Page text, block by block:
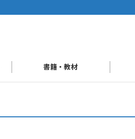
書籍・教材